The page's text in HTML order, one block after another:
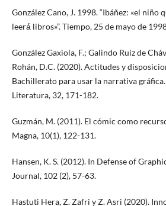
González Cano, J. 1998. “Ibáñez: «el niño
leerá́ libros»”. Tiempo, 25 de mayo de
González Gaxiola, F.; Galindo Ruiz de
Rohán, D.C. (2020). Actitudes y
Bachillerato para usar la narrativa
Literatura, 32, 171-182.
Guzmán, M. (2011). El cómic como
Magna, 10(1), 122-131.
Hansen, K. S. (2012). In Defense of
Journal, 102 (2), 57-63.
Hastuti Hera, Z. Zafri y Z. Asri (2020).